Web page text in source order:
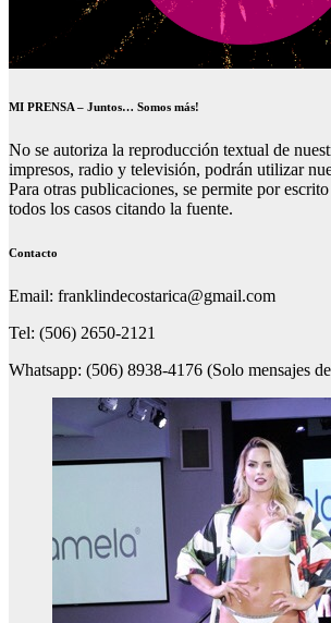
MI PRENSA – Juntos… Somos más!
No se autoriza la reproducción textual de
impresos, radio y televisión, podrán utilizar
Para otras publicaciones, se permite por
todos los casos citando la fuente.
Contacto
Email: franklindecostarica@gmail.com
Tel: (506) 2650-2121
Whatsapp: (506) 8938-4176 (Solo mensajes